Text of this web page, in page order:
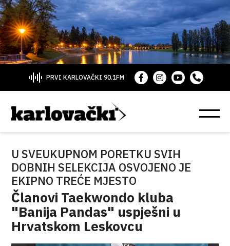
PRVI KARLOVAČKI 90.1FM
U SVEUKUPNOM PORETKU SVIH
DOBNIH SELEKCIJA OSVOJENO JE
EKIPNO TREĆE MJESTO
Članovi Taekwondo kluba
"Banija Pandas" uspješni u
Hrvatskom Leskovcu